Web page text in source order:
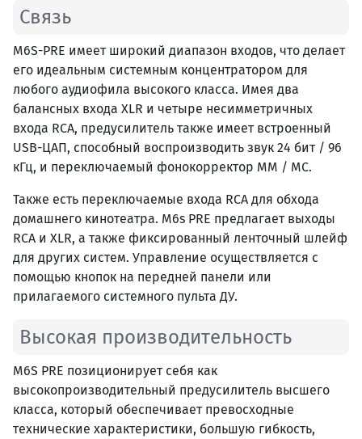
Связь
M6S-PRE имеет широкий диапазон входов, что делает
его идеальным системным концентратором для
любого аудиофила высокого класса. Имея два
балансных входа XLR и четыре несимметричных
входа RCA, предусилитель также имеет встроенный
USB-ЦАП, способный воспроизводить звук 24 бит / 96
кГц, и переключаемый фонокорректор MM / MC.
Также есть переключаемые входа RCA для обхода
домашнего кинотеатра. M6s PRE предлагает выходы
RCA и XLR, а также фиксированный ленточный шлейф
для других систем. Управление осуществляется с
помощью кнопок на передней панели или
прилагаемого системного пульта ДУ.
Высокая производительность
M6S PRE позиционирует себя как
высокопроизводительный предусилитель высшего
класса, который обеспечивает превосходные
технические характеристики, большую гибкость,